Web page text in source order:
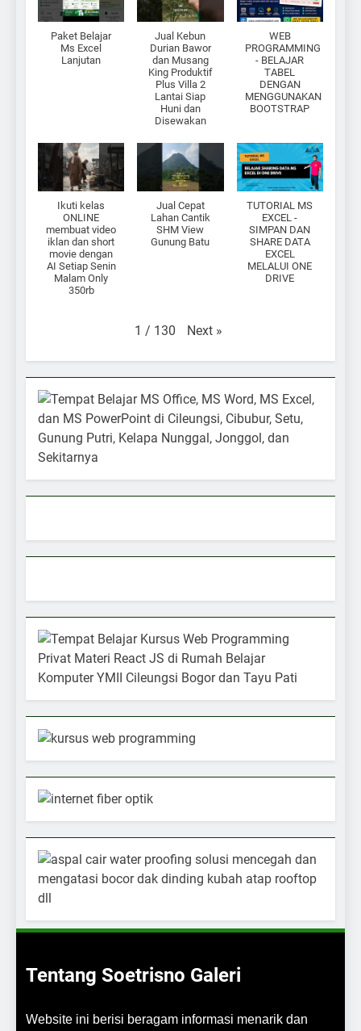
Paket Belajar
Ms Excel
Lanjutan
Jual Kebun
Durian Bawor
dan Musang
King Produktif
Plus Villa 2
Lantai Siap
Huni dan
Disewakan
WEB
PROGRAMMING
- BELAJAR
TABEL
DENGAN
MENGGUNAKAN
BOOTSTRAP
Ikuti kelas
ONLINE
membuat video
iklan dan short
movie dengan
AI Setiap Senin
Malam Only
350rb
Jual Cepat
Lahan Cantik
SHM View
Gunung Batu
TUTORIAL MS
EXCEL -
SIMPAN DAN
SHARE DATA
EXCEL
MELALUI ONE
DRIVE
1 / 130 Next »
Tentang Soetrisno Galeri
Website ini berisi beragam informasi menarik dan